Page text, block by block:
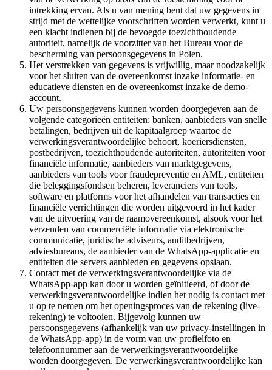
intrekking ervan. Als u van mening bent dat uw gegevens in
strijd met de wettelijke voorschriften worden verwerkt, kunt u
een klacht indienen bij de bevoegde toezichthoudende
autoriteit, namelijk de voorzitter van het Bureau voor de
bescherming van persoonsgegevens in Polen.
Het verstrekken van gegevens is vrijwillig, maar noodzakelijk
voor het sluiten van de overeenkomst inzake informatie- en
educatieve diensten en de overeenkomst inzake de demo-
account.
Uw persoonsgegevens kunnen worden doorgegeven aan de
volgende categorieën entiteiten: banken, aanbieders van snelle
betalingen, bedrijven uit de kapitaalgroep waartoe de
verwerkingsverantwoordelijke behoort, koeriersdiensten,
postbedrijven, toezichthoudende autoriteiten, autoriteiten voor
financiële informatie, aanbieders van marktgegevens,
aanbieders van tools voor fraudepreventie en AML, entiteiten
die beleggingsfondsen beheren, leveranciers van tools,
software en platforms voor het afhandelen van transacties en
financiële verrichtingen die worden uitgevoerd in het kader
van de uitvoering van de raamovereenkomst, alsook voor het
verzenden van commerciële informatie via elektronische
communicatie, juridische adviseurs, auditbedrijven,
adviesbureaus, de aanbieder van de WhatsApp-applicatie en
entiteiten die servers aanbieden en gegevens opslaan.
Contact met de verwerkingsverantwoordelijke via de
WhatsApp-app kan door u worden geïnitieerd, of door de
verwerkingsverantwoordelijke indien het nodig is contact met
u op te nemen om het openingsproces van de rekening (live-
rekening) te voltooien. Bijgevolg kunnen uw
persoonsgegevens (afhankelijk van uw privacy-instellingen in
de WhatsApp-app) in de vorm van uw profielfoto en
telefoonnummer aan de verwerkingsverantwoordelijke
worden doorgegeven. De verwerkingsverantwoordelijke kan